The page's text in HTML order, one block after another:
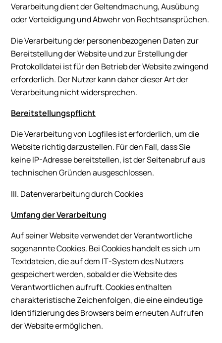
Verarbeitung dient der Geltendmachung, Ausübung
oder Verteidigung und Abwehr von Rechtsansprüchen.
Die Verarbeitung der personenbezogenen Daten zur
Bereitstellung der Website und zur Erstellung der
Protokolldatei ist für den Betrieb der Website zwingend
erforderlich. Der Nutzer kann daher dieser Art der
Verarbeitung nicht widersprechen.
Bereitstellungspflicht
Die Verarbeitung von Logfiles ist erforderlich, um die
Website richtig darzustellen. Für den Fall, dass Sie
keine IP-Adresse bereitstellen, ist der Seitenabruf aus
technischen Gründen ausgeschlossen.
III. Datenverarbeitung durch Cookies
Umfang der Verarbeitung
Auf seiner Website verwendet der Verantwortliche
sogenannte Cookies. Bei Cookies handelt es sich um
Textdateien, die auf dem IT-System des Nutzers
gespeichert werden, sobald er die Website des
Verantwortlichen aufruft. Cookies enthalten
charakteristische Zeichenfolgen, die eine eindeutige
Identifizierung des Browsers beim erneuten Aufrufen
der Website ermöglichen.